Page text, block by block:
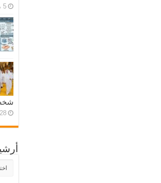
5 مايو، 2026
28 أبريل، 2026